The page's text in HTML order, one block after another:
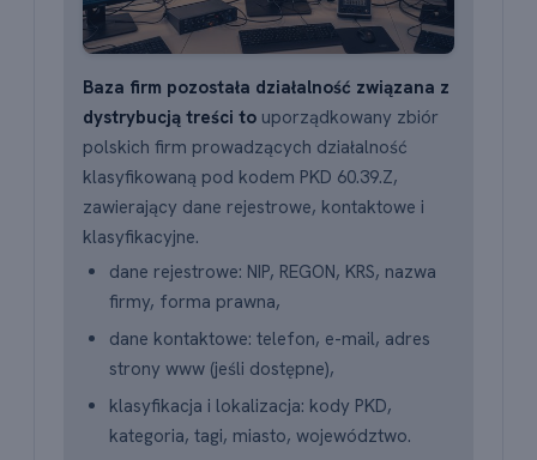
Baza firm pozostała działalność związana z
dystrybucją treści to uporządkowany zbiór
polskich firm prowadzących działalność
klasyfikowaną pod kodem PKD 60.39.Z,
zawierający dane rejestrowe, kontaktowe i
klasyfikacyjne.
dane rejestrowe: NIP, REGON, KRS, nazwa
firmy, forma prawna,
dane kontaktowe: telefon, e-mail, adres
strony www (jeśli dostępne),
klasyfikacja i lokalizacja: kody PKD,
kategoria, tagi, miasto, województwo.